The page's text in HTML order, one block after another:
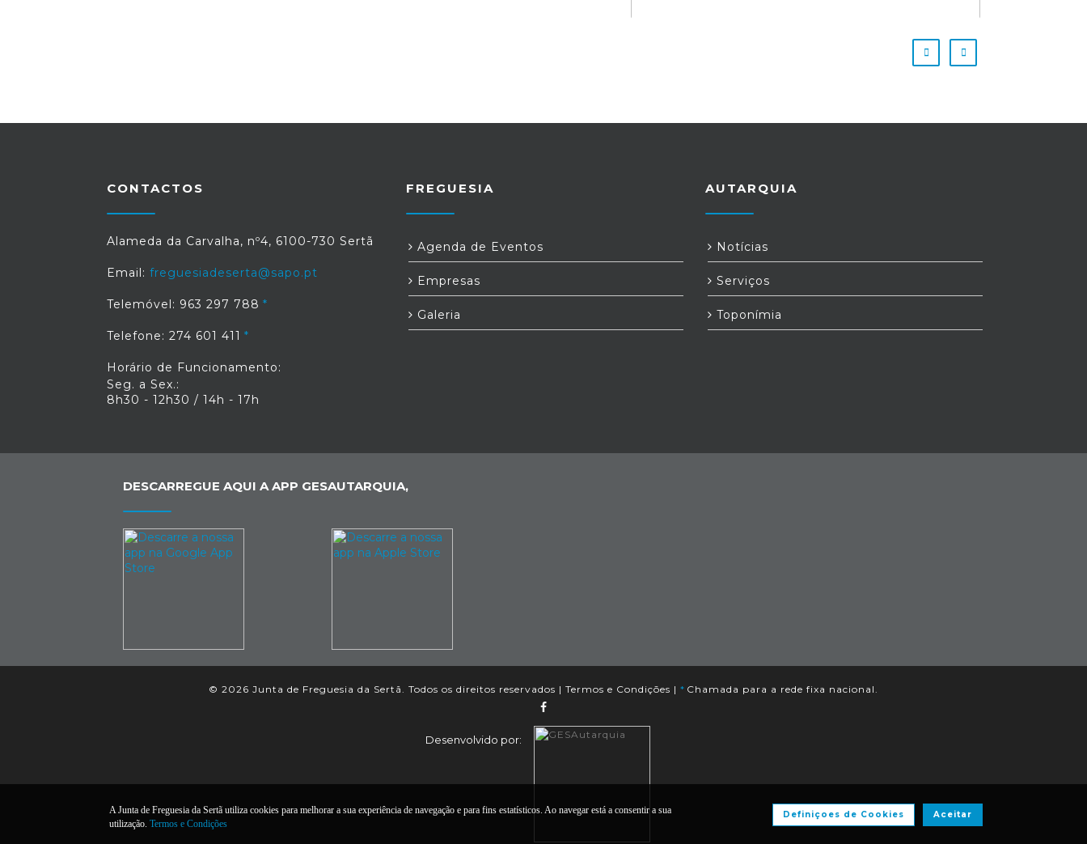
CONTACTOS
Alameda da Carvalha, nº4, 6100-730 Sertã
Email: freguesiadeserta@sapo.pt
Telemóvel: 963 297 788
Telefone: 274 601 411
Horário de Funcionamento:
Seg. a Sex.:
8h30 - 12h30 / 14h - 17h
FREGUESIA
Agenda de Eventos
Empresas
Galeria
AUTARQUIA
Notícias
Serviços
Toponímia
DESCARREGUE AQUI A APP GESAUTARQUIA,
© 2026 Junta de Freguesia da Sertã. Todos os direitos reservados | Termos e Condições | * Chamada para a rede fixa nacional.
Desenvolvido por:
A Junta de Freguesia da Sertã utiliza cookies para melhorar a sua experiência de navegação e para fins estatísticos. Ao navegar está a consentir a sua
utilização. Termos e Condições
Aceitar
Definiçoes de Cookies